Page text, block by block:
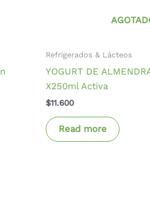
Refrigerados & Lácteos
YOGURT DE
X250ml Activa
$11.600
Read more